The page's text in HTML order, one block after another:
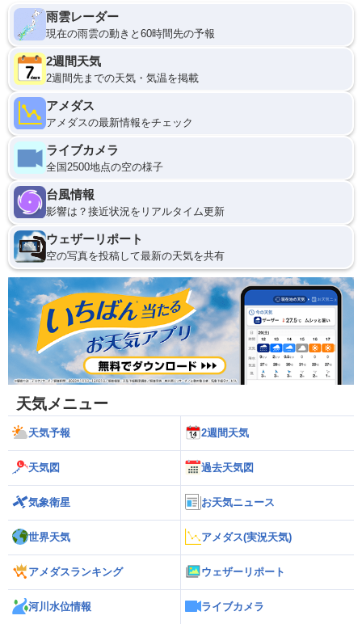
雨雲レーダー
現在の雨雲の動きと60時間先の予報
2週間天気
2週間先までの天気・気温を掲載
アメダス
アメダスの最新情報をチェック
ライブカメラ
全国2500地点の空の様子
台風情報
影響は？接近状況をリアルタイム更新
ウェザーリポート
空の写真を投稿して最新の天気を共有
天気メニュー
天気予報 2週間天気
天気図 過去天気図
気象衛星 お天気ニュース
世界天気 アメダス(実況天気)
アメダスランキング ウェザーリポート
河川水位情報 ライブカメラ